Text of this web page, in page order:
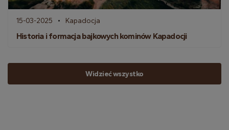
15-03-2025 Kapadocja
Historia i formacja bajkowych kominów Kapadocji
Widzieć wszystko